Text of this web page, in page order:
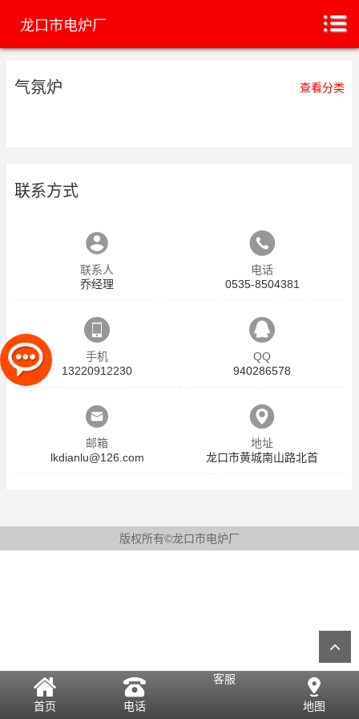
龙口市电炉厂
气氛炉 查看分类
联系方式
联系人
乔经理
电话
0535-8504381
手机
13220912230
QQ
940286578
邮箱
lkdianlu@126.com
地址
龙口市黄城南山路北首
版权所有©龙口市电炉厂
首页 电话
客服
地图